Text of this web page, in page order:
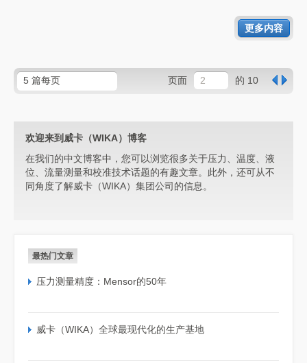
更多内容
页面 的 10
欢迎来到威卡（WIKA）博客
在我们的中文博客中，您可以浏览很多关于压力、温度、液
位、流量测量和校准技术话题的有趣文章。此外，还可从不
同角度了解威卡（WIKA）集团公司的信息。
最热门文章
压力测量精度：Mensor的50年
威卡（WIKA）全球最现代化的生产基地